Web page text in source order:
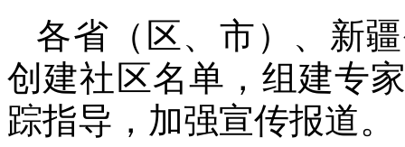
各省（区、市）、新
创建社区名单，组建专
踪指导，加强宣传报道。